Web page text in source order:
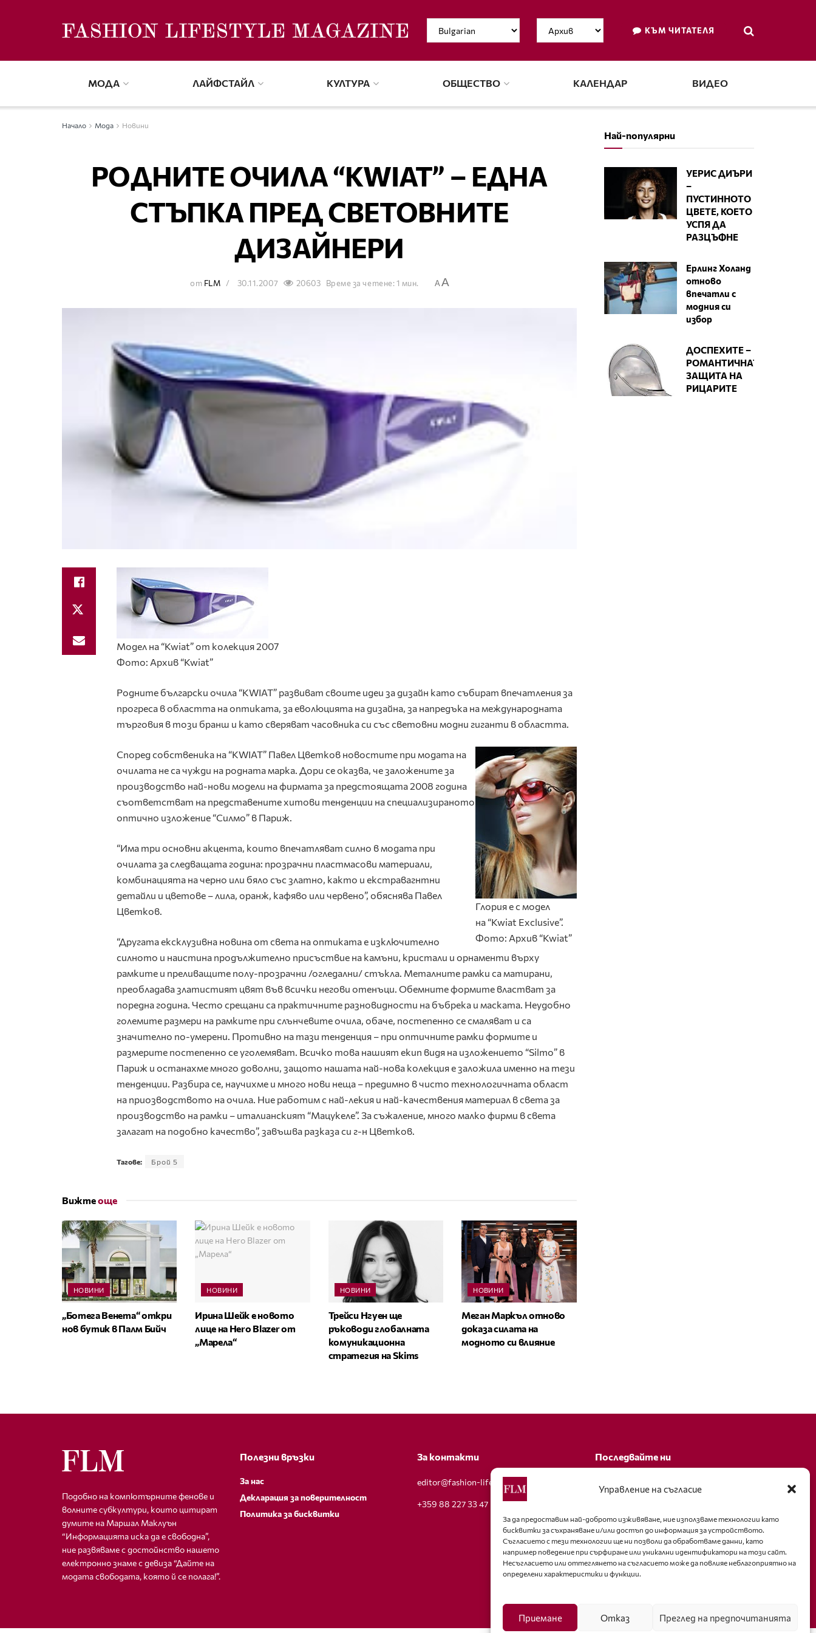
Управление на съгласие
За да предоставим най-доброто изживяване, ние използваме технологии като
бисквитки за съхраняване и/или достъп до информация за устройството.
Съгласието с тези технологии ще ни позволи да обработваме данни, като
например поведение при сърфиране или уникални идентификатори на този сайт.
Несъгласието или оттеглянето на съгласието може да повлияе неблагоприятно на
определени характеристики и функции.
Приемане Отказ Преглед на предпочитанията
КЪМ ЧИТАТЕЛЯ
МОДА ЛАЙФСТАЙЛ КУЛТУРА ОБЩЕСТВО КАЛЕНДАР ВИДЕО
Начало Мода Новини
РОДНИТЕ ОЧИЛА “KWIAT” – ЕДНА
СТЪПКА ПРЕД СВЕТОВНИТЕ
ДИЗАЙНЕРИ
от FLM 30.11.2007 20603 Време за четене: 1 мин. AA
Модел на “Kwiat” от колекция 2007
Фото: Архив “Kwiat”
Родните български очила “KWIAT” развиват своите идеи за дизайн като събират впечатления за
прогреса в областта на оптиката, за еволюцията на дизайна, за напредъка на международната
търговия в този бранш и като сверяват часовника си със световни модни гиганти в областта.
Глория е с модел
на “Kwiat Exclusive”.
Фото: Архив “Kwiat”
Според собственика на “KWIAT” Павел Цветков новостите при модата на
очилата не са чужди на родната марка. Дори се оказва, че заложените за
производство най-нови модели на фирмата за предстоящата 2008 година
съответстват на представените хитови тенденции на специализираното
оптично изложение “Силмо” в Париж.
“Има три основни акцента, които впечатляват силно в модата при
очилата за следващата година: прозрачни пластмасови материали,
комбинацията на черно или бяло със златно, както и екстравагнтни
детайли и цветове – лила, оранж, кафяво или червено”, обяснява Павел
Цветков.
“Другата ексклузивна новина от света на оптиката е изключително
силното и наистина продължително присъствие на камъни, кристали и орнаменти върху
рамките и преливащите полу-прозрачни /огледални/ стъкла. Металните рамки са матирани,
преобладава златистият цвят във всички негови отенъци. Обемните формите властват за
поредна година. Често срещани са практичните разновидности на бъбрека и маската. Неудобно
големите размери на рамките при слънчевите очила, обаче, постепенно се смаляват и са
значително по-умерени. Противно на тази тенденция – при оптичните рамки формите и
размерите постепенно се уголемяват. Всичко това нашият екип видя на изложението “Silmo” в
Париж и останахме много доволни, защото нашата най-нова колекция е заложила именно на тези
тенденции. Разбира се, научихме и много нови неща – предимно в чисто технологичната област
на приозводството на очила. Ние работим с най-лекия и най-качествения материал в света за
производство на рамки – италианският “Мацукеле”. За съжаление, много малко фирми в света
залагат на подобно качество”, завъшва разказа си г-н Цветков.
Тагове: Брой 5
Вижтеоще
НОВИНИ
„Ботега Венета“ откри
нов бутик в Палм Бийч
НОВИНИ
Ирина Шейк е новото
лице на Hero Blazer от
„Марела“
НОВИНИ
Трейси Нгуен ще
ръководи глобалната
комуникационна
стратегия на Skims
НОВИНИ
Меган Маркъл отново
доказа силата на
модното си влияние
Най-популярни
УЕРИС ДИЪРИ
–
ПУСТИННОТО
ЦВЕТЕ, КОЕТО
УСПЯ ДА
РАЗЦЪФНЕ
Ерлинг Холанд
отново
впечатли с
модния си
избор
ДОСПЕХИТЕ –
РОМАНТИЧНАТА
ЗАЩИТА НА
РИЦАРИТЕ
Подобно на компютърните фенове и
волните субкултури, които цитират
думите на Маршал Маклуън
“Информацията иска да е свободна”,
ние развяваме с достойнство нашето
електронно знаме с девиза “Дайте на
модата свободата, която й се полага!”.
Полезни връзки
За нас
Декларация за поверителност
Политика за бисквитки
За контакти
editor@fashion-lifestyle.net
+359 88 227 33 47
Последвайте ни